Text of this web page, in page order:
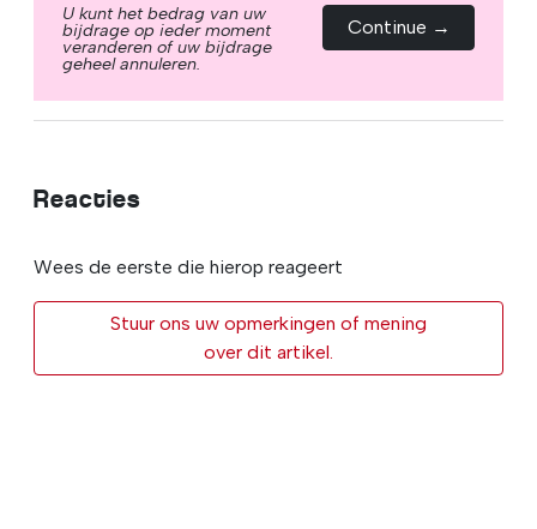
U kunt het bedrag van uw
bijdrage op ieder moment
veranderen of uw bijdrage
geheel annuleren.
Continue →
Reacties
Wees de eerste die hierop reageert
Stuur ons uw opmerkingen of mening
over dit artikel.